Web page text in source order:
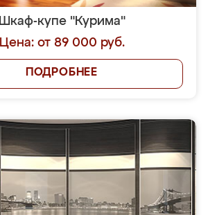
Шкаф-купе "Курима"
Цена: от 89 000 руб.
ПОДРОБНЕЕ